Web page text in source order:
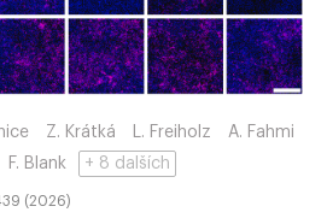
Z. Krátká L. Freiholz
A. Fahmi
F. Blank + 8 dalších
(2026)